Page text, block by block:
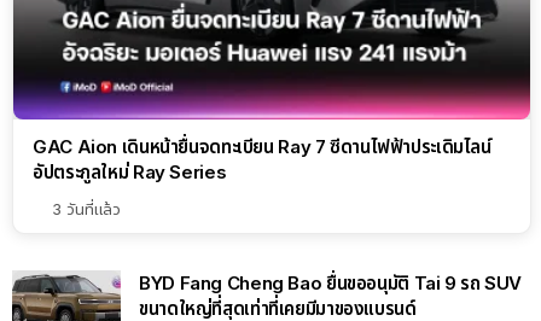
GAC Aion เดินหน้ายื่นจดทะเบียน Ray 7 ซีดานไฟฟ้าประเดิมไลน์
อัปตระกูลใหม่ Ray Series
3 วันที่แล้ว
BYD Fang Cheng Bao ยื่นขออนุมัติ Tai 9 รถ SUV
ขนาดใหญ่ที่สุดเท่าที่เคยมีมาของแบรนด์